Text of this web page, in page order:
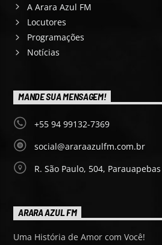
A Arara Azul FM
Locutores
Programações
Notícias
MANDE SUA MENSAGEM!
+55 94 99132-7369
social@araraazulfm.com.br
R. São Paulo, 504, Parauapebas
ARARA AZUL FM
Uma História de Amor com Você!